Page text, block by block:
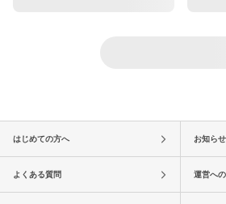
はじめての方へ お知らせ
よくある質問 運営へ